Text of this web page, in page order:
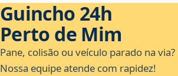
Guincho 24h
Perto de Mim
Pane, colisão ou veículo parado na via?
Nossa equipe atende com rapidez!